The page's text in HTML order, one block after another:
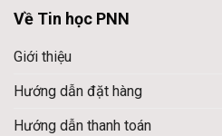
Về Tin học PNN
Giới thiệu
Hướng dẫn đặt hàng
Hướng dẫn thanh toán